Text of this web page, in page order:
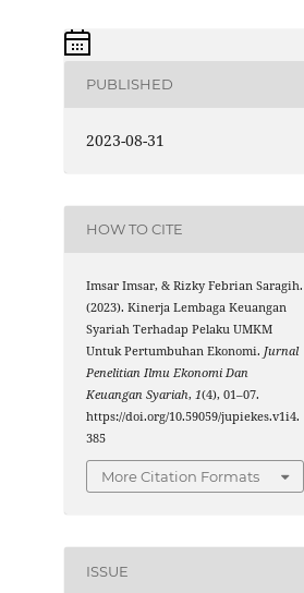
PUBLISHED
2023-08-31
HOW TO CITE
Imsar Imsar, & Rizky Febrian Saragih.
(2023). Kinerja Lembaga Keuangan
Syariah Terhadap Pelaku UMKM
Untuk Pertumbuhan Ekonomi.Jurnal
Penelitian Ilmu Ekonomi Dan
Keuangan Syariah,1(4), 01–07.
https://doi.org/10.59059/jupiekes.v1i4.
385
More Citation Formats
ISSUE